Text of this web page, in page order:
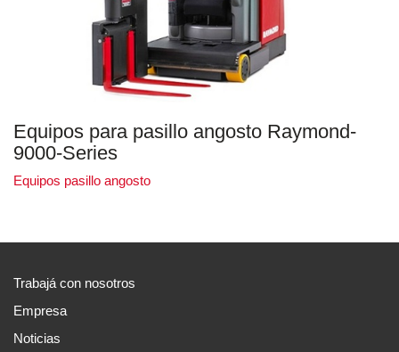
Equipos para pasillo angosto Raymond-
9000-Series
Equipos pasillo angosto
Trabajá con nosotros
Empresa
Noticias